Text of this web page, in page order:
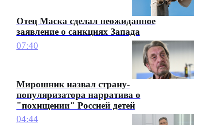
Отец Маска сделал неожиданное
заявление о санкциях Запада
07:40
Мирошник назвал страну-
популяризатора нарратива о
"похищении" Россией детей
04:44